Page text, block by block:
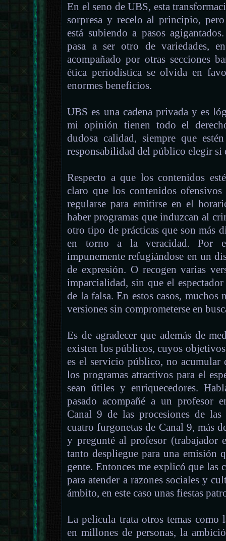
En el seno de UBS, esta
sorpresa y recelo al principio,
está subiendo a pasos
pasa a ser otro de variedades,
acompañado por otras secciones
ética periodística se olvida en
enormes beneficios.
UBS es una cadena privada y es
mi opinión tienen todo el
dudosa calidad, siempre que
responsabilidad del público elegir si
Respecto a que los contenidos
claro que los contenidos
regularse para emitirse en el
haber programas que induzcan al
otro tipo de prácticas que son más
en torno a la veracidad. Por
impunemente refugiándose en un
de expresión. O recogen varias
imparcialidad, sin que el
de la falsa. En estos casos, muchos
versiones sin comprometerse en
Es de agradecer que además de
existen los públicos, cuyos
es el servicio público, no acumular
los programas atractivos para el
sean útiles y enriquecedores.
pasado acompañé a un profesor
Canal 9 de las procesiones de
cuatro furgonetas de Canal 9, más
y pregunté al profesor (trabajador
tanto despliegue para una emisión
gente. Entonces me explicó que las
para atender a razones sociales y
ámbito, en este caso unas fiestas
La película trata otros temas como
en millones de personas, la